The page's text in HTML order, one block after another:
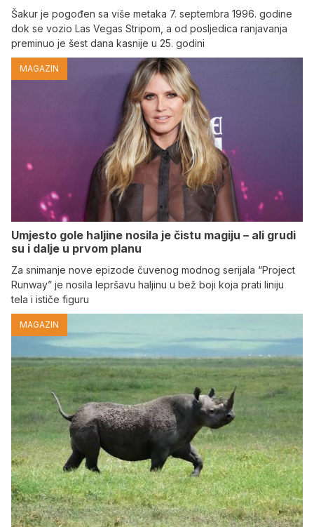
Šakur je pogođen sa više metaka 7. septembra 1996. godine
dok se vozio Las Vegas Stripom, a od posljedica ranjavanja
preminuo je šest dana kasnije u 25. godini
MAGAZIN
Umjesto gole haljine nosila je čistu magiju – ali grudi
su i dalje u prvom planu
Za snimanje nove epizode čuvenog modnog serijala “Project
Runway” je nosila lepršavu haljinu u bež boji koja prati liniju
tela i ističe figuru
MAGAZIN